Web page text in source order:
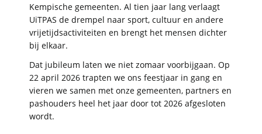
Kempische gemeenten. Al tien jaar lang verlaagt
UiTPAS de drempel naar sport, cultuur en andere
vrijetijdsactiviteiten en brengt het mensen dichter
bij elkaar.
Dat jubileum laten we niet zomaar voorbijgaan. Op
22 april 2026 trapten we ons feestjaar in gang en
vieren we samen met onze gemeenten, partners en
pashouders heel het jaar door tot 2026 afgesloten
wordt.